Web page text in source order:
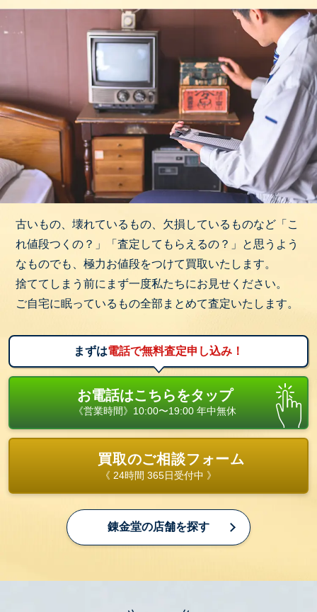
古いもの、壊れているもの、欠損しているものなど「こ
れ値段つくの？」「査定してもらえるの？」と思うよう
なものでも、極力お値段をつけて買取いたします。
捨ててしまう前にまず一度私たちにお見せください。
ご自宅に眠っているもの全部まとめて査定いたします。
まずは電話で無料査定申し込み！
お電話はこちらをタップ
《営業時間》10:00〜19:00 年中無休
買取のご相談フォーム
《 24時間 365日受付中 》
錬金堂の店舗を探す